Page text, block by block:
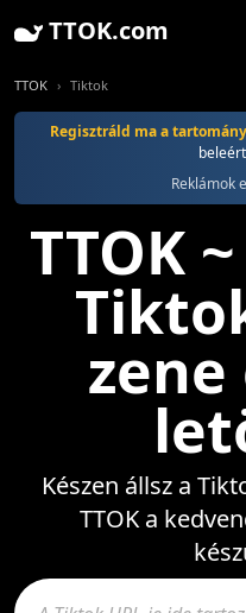
TTOK.com
TTOK Tiktok
Regisztráld ma a
Reklámok
TTOK
Készen állsz a
TTOK a